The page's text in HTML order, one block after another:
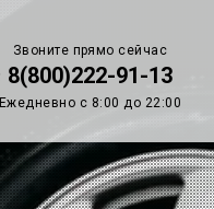
Звоните прямо сейчас
8(800)222-91-13
Ежедневно с 8:00 до 22:00